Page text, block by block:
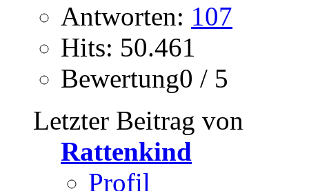
Antworten: 107
Hits: 50.461
Bewertung0 / 5
Letzter Beitrag von
Rattenkind
Profil